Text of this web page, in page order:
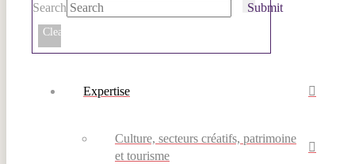
Search Submit
Clear
Expertise
Culture, secteurs créatifs, patrimoine
et tourisme